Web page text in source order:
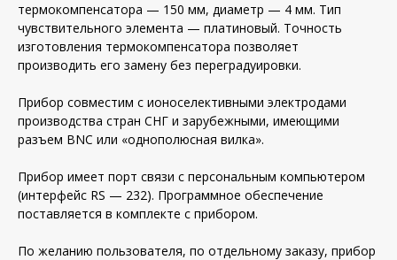
термокомпенсатора — 150 мм, диаметр — 4 мм. Тип
чувствительного элемента — платиновый. Точность
изготовления термокомпенсатора позволяет
производить его замену без переградуировки.
Прибор совместим с ионоселективными электродами
производства стран СНГ и зарубежными, имеющими
разъем BNC или «однополюсная вилка».
Прибор имеет порт связи с персональным компьютером
(интерфейс RS — 232). Программное обеспечение
поставляется в комплекте с прибором.
По желанию пользователя, по отдельному заказу, прибор